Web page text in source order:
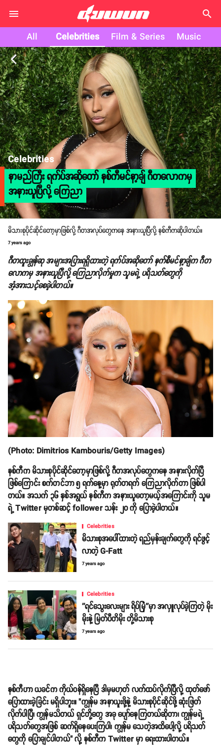
search
All Celebrities Film & Series Music
arrow_back_ios
Celebrities
နာမည်ကြီး ရက်ပ်အဆိုတော် နစ်ကီမင်နာ့ချ် ဂီတလောကမှ
အနားယူပြီလို့ ကြေညာ
မိသားစုပိုင်ဆိုင်တော့မှာဖြစ်လို့ ဂီတအလုပ်တွေကနေ အနားယူပြီလို့ နစ်ကီကဆိုပါတယ်။
7 years ago
ဂီတထူးချွန်ဆု အများအပြားရရှိထားတဲ့ ရက်ပ်အဆိုတော် နက်စီမင်နာ့ချ်က ဂီတ
လောကမှ အနားယူပြီလို့ ကြေညာလိုက်မှုက သူမရဲ့ ပရိသတ်တွေကို
အံ့အားသင့်စေခဲ့ပါတယ်။
(Photo: Dimitrios Kambouris/Getty Images)
နစ်ကီက မိသားစုပိုင်ဆိုင်တော့မှာဖြစ်လို့ ဂီတအလုပ်တွေကနေ အနားလိုက်ပြီ
ဖြစ်ကြောင်း စက်တင်ဘာ ၅ ရက်နေ့မှာ ရုတ်တရက် ကြေညာလိုက်တာ ဖြစ်ပါ
တယ်။ အသက် ၃၆ နှစ်အရွယ် နစ်ကီက အနားယူတော့မယ့်အကြောင်းကို သူမ
ရဲ့ Twitter မှတစ်ဆင့် follower သန်း ၂၀ ကို ပြောခဲ့ပါတယ်။
Celebrities
မိသားစုအပေါ်ထားတဲ့ ရည်မှန်းချက်တွေကို ရင်ဖွင့်
လာတဲ့ G-Fatt
7 years ago
Celebrities
''ရင်သွေးလေးများ ရိပ်မြုံ''မှာ အလှူလုပ်ခဲ့ကြတဲ့ မိုး
မိုးနဲ့ မြတ်ပီတိမိုး တို့မိသားစု
7 years ago
နစ်ကီဟာ ယခင်က ကိုယ်ဝန်ရှိနေပြီ ဒါမှမဟုတ် လက်ထပ်လိုက်ပြီလို့ ထုတ်ဖော်
ပြောထားခဲ့ခြင်း မရှိပါဘူး။ "ကျွန်မ အနာယူးဖို့နဲ့ မိသားစုပိုင်ဆိုင်ဖို့ ဆုံးဖြတ်
လိုက်ပါပြီ၊ ကျွန်မသိတယ် ရှင်တို့တွေ အခု ပျော်နေကြတယ်ဆိုတာ၊ ကျွန်မရဲ့
ပရိသတ်တွေအဖြစ် ဆက်ရှိနေပေးကြပါ၊ ကျွန်မ သေတဲ့အထိပေါ့လို့ ပရိသတ်
တွေကို ပြောချင်ပါတယ်" လို့ နစ်ကီက Twitter မှာ ရေးထားပါတယ်။